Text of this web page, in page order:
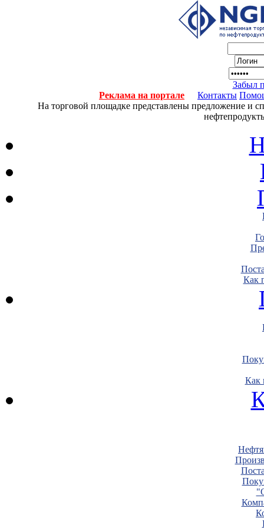
Забыл
Реклама на портале
Контакты
На торговой площадке представлены предложение и
Как
Как